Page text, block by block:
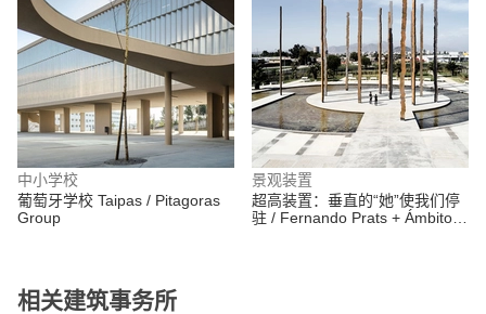
中小学校
葡萄牙学校 Taipas / Pitagoras
Group
相关建筑事务所
景观装置
超高装置：垂直的“她”使我们停
驻 / Fernando Prats + Ámbito